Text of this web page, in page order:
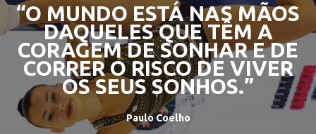
“O MUNDO ESTÁ NAS MÃOS
DAQUELES QUE TÊM A
CORAGEM DE SONHAR E DE
CORRER O RISCO DE VIVER
OS SEUS SONHOS.”
Paulo Coelho